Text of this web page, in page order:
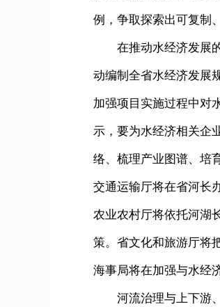
例，争取探索出可复制
在推动水经济发展
动编制全省水经济发展
加强项目实施过程中对
示，要为水经济相关企
络、梳理产业图谱、培
交通运输厅将在省河长
农业农村厅将依托河湖
策。省文化和旅游厅将
海事局将在加强与水经
河流治理与上下游